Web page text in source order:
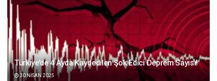
Türkiye’de 4 Ayda Kaydedilen Şok Edici Deprem Sayısı!
30 NISAN 2025